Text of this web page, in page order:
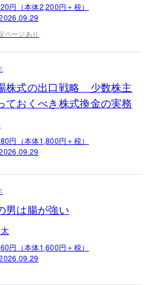
円（本体2,200円＋税）
ページあり
株式の出口戦略 少数株主
ておくべき株式換金の実務
円（本体1,800円＋税）
男は腸が強い
円（本体1,600円＋税）